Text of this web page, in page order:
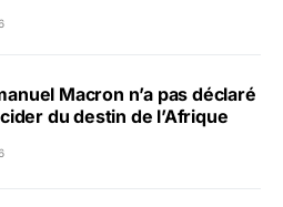
Macron n’a pas déclaré
du destin de l’Afrique